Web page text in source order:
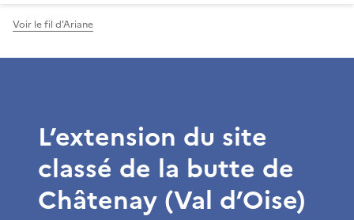
Voir le fil d'Ariane
L’extension du site
classé de la butte de
Châtenay (Val d’Oise)